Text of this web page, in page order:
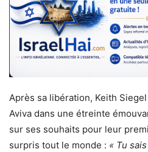
Après sa libération, Keith
Aviva dans une étreinte
sur ses souhaits pour leur
surpris tout le monde : « Tu